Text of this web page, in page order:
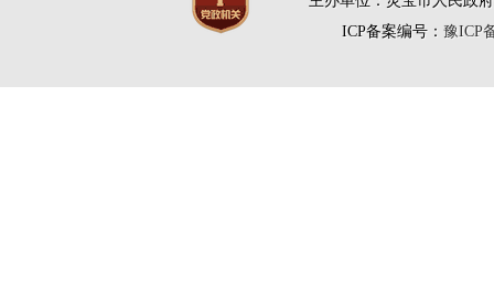
ICP备案编号： 豫ICP